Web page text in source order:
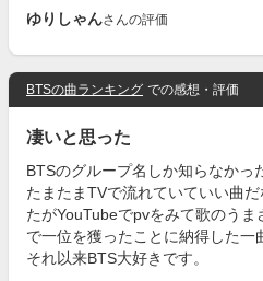
ゆりしゃんさんの評価
BTSの曲ランキング での感想・評価
凄いと思った
BTSのグループ名しか知らなかっ
たまたまTVで流れていていい曲
たがYouTubeでpvをみて歌のう
で一位を獲ったことに納得した一
それ以来BTS大好きです。